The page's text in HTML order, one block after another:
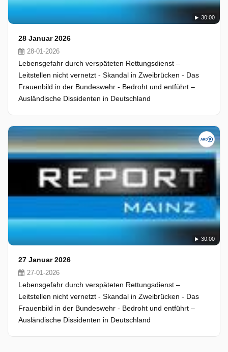
30:00
28 Januar 2026
28-01-2026
Lebensgefahr durch verspäteten Rettungsdienst –
Leitstellen nicht vernetzt - Skandal in Zweibrücken - Das
Frauenbild in der Bundeswehr - Bedroht und entführt –
Ausländische Dissidenten in Deutschland
30:00
27 Januar 2026
27-01-2026
Lebensgefahr durch verspäteten Rettungsdienst –
Leitstellen nicht vernetzt - Skandal in Zweibrücken - Das
Frauenbild in der Bundeswehr - Bedroht und entführt –
Ausländische Dissidenten in Deutschland